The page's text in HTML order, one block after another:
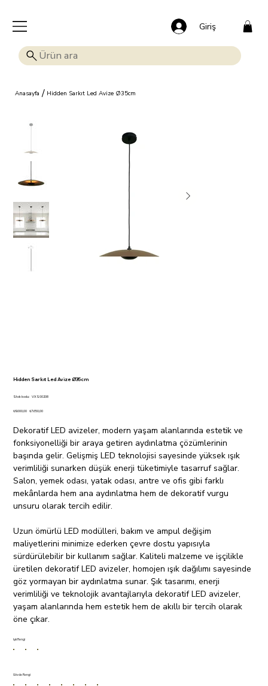
Giriş
Anasayfa / Hidden Sarkıt Led Avize Ø35cm
Hidden Sarkıt Led Avize Ø35cm
Stok kodu: Stok
VXS00208
VXS00208
Orijinal
₺9.000,00 İndirimli
₺7.650,00
Dekoratif LED avizeler, modern yaşam alanlarında estetik ve
fonksiyonelliği bir araya getiren aydınlatma çözümlerinin
başında gelir. Gelişmiş LED teknolojisi sayesinde yüksek ışık
verimliliği sunarken düşük enerji tüketimiyle tasarruf sağlar.
Salon, yemek odası, yatak odası, antre ve ofis gibi farklı
mekânlarda hem ana aydınlatma hem de dekoratif vurgu
unsuru olarak tercih edilir.
Uzun ömürlü LED modülleri, bakım ve ampul değişim
maliyetlerini minimize ederken çevre dostu yapısıyla
sürdürülebilir bir kullanım sağlar. Kaliteli malzeme ve işçilikle
üretilen dekoratif LED avizeler, homojen ışık dağılımı sayesinde
göz yormayan bir aydınlatma sunar. Şık tasarımı, enerji
verimliliği ve teknolojik avantajlarıyla dekoratif LED avizeler,
yaşam alanlarında hem estetik hem de akıllı bir tercih olarak
öne çıkar.
Işık Rengi
Gövde Rengi